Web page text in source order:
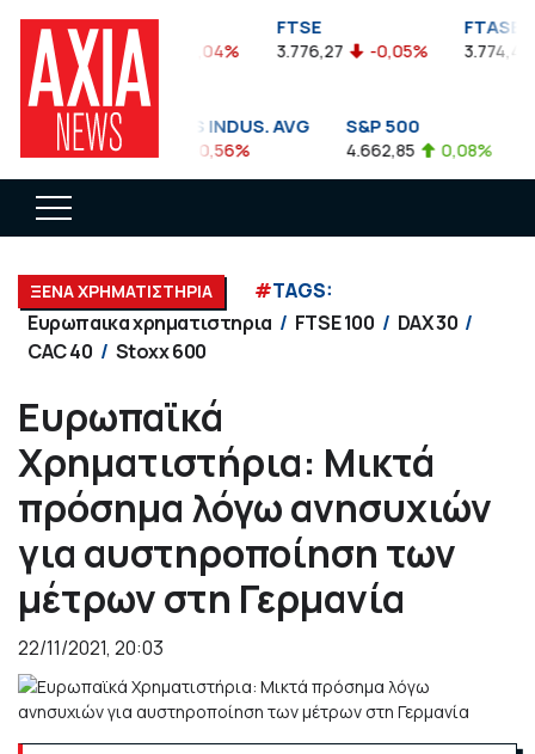
FTSEA
899,47 -0,04%
FTSE
3.776,27 -0,05%
FTASE
3.774,48
DOW JONES INDUS. AVG
35.911,81 -0,56%
S&P 500
4.662,85 0,08%
ΞΕΝΑ ΧΡΗΜΑΤΙΣΤΗΡΙΑ #TAGS:
Ευρωπαικα χρηματιστηρια
FTSE 100
DAX 30
CAC 40
Stoxx 600
Ευρωπαϊκά
Χρηματιστήρια: Μικτά
πρόσημα λόγω ανησυχιών
για αυστηροποίηση των
μέτρων στη Γερμανία
22/11/2021, 20:03